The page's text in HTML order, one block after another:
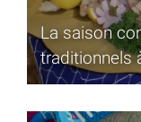
La saison
traditionnels
Pinarella di